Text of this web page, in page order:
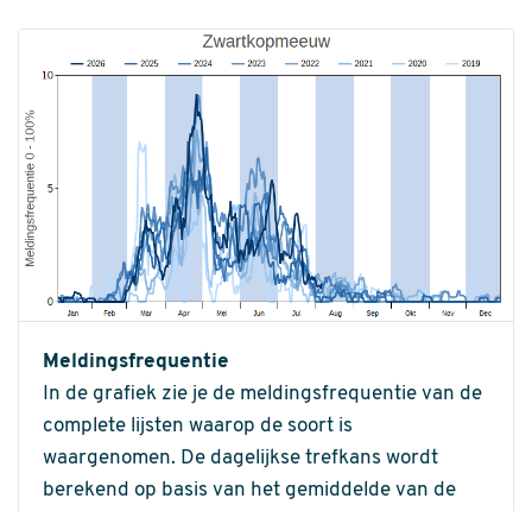
Meldingsfrequentie
In de grafiek zie je de meldingsfrequentie van de
complete lijsten waarop de soort is
waargenomen. De dagelijkse trefkans wordt
berekend op basis van het gemiddelde van de